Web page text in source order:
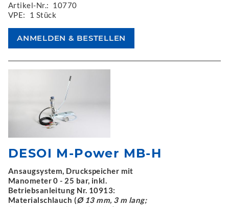
Artikel-Nr.: 10770
VPE:
1 Stück
DESOI M-Power MB-H
Ansaugsystem, Druckspeicher mit
Manometer 0 - 25 bar, inkl.
Betriebsanleitung Nr. 10913:
Materialschlauch (Ø 13 mm, 3 m lang;